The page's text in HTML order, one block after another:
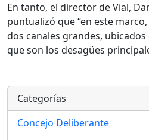
En tanto, el director de Vial,
puntualizó que “en este
dos canales grandes,
que son los desagües
Categorías
Concejo Deliberante